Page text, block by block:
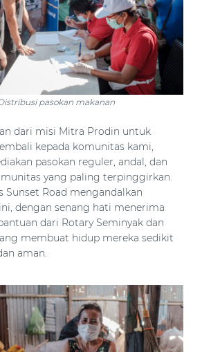
pasokan makanan
dari misi Mitra Prodin untuk
kepada komunitas kami,
pasokan reguler, andal, dan
yang paling terpinggirkan.
Sunset Road mengandalkan
dengan senang hati menerima
dari Rotary Seminyak dan
membuat hidup mereka sedikit
aman.